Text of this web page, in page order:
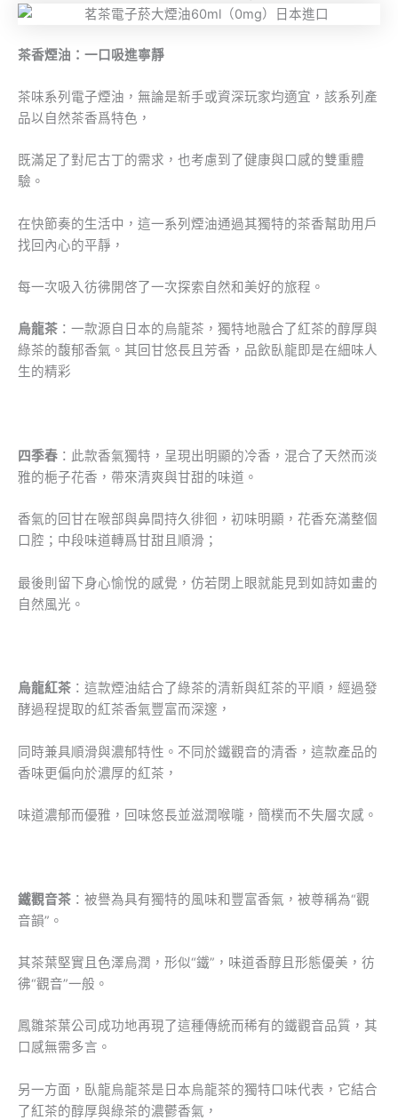
茶香煙油：一口吸進寧靜
茶味系列電子煙油，無論是新手或資深玩家均適宜，該系列產
品以自然茶香爲特色，
既滿足了對尼古丁的需求，也考慮到了健康與口感的雙重體
驗。
在快節奏的生活中，這一系列煙油通過其獨特的茶香幫助用戶
找回內心的平靜，
每一次吸入彷彿開啓了一次探索自然和美好的旅程。
烏龍茶 ：一款源自日本的烏龍茶，獨特地融合了紅茶的醇厚與
綠茶的馥郁香氣。其回甘悠長且芳香，品飲臥龍即是在細味人
生的精彩
四季春 ：此款香氣獨特，呈現出明顯的冷香，混合了天然而淡
雅的梔子花香，帶來清爽與甘甜的味道。
香氣的回甘在喉部與鼻間持久徘徊，初味明顯，花香充滿整個
口腔；中段味道轉爲甘甜且順滑；
最後則留下身心愉悅的感覺，仿若閉上眼就能見到如詩如畫的
自然風光。
烏龍紅茶 ：這款煙油結合了綠茶的清新與紅茶的平順，經過發
酵過程提取的紅茶香氣豐富而深邃，
同時兼具順滑與濃郁特性。不同於鐵觀音的清香，這款產品的
香味更偏向於濃厚的紅茶，
味道濃郁而優雅，回味悠長並滋潤喉嚨，簡樸而不失層次感。
鐵觀音茶 ：被譽為具有獨特的風味和豐富香氣，被尊稱為“觀
音韻”。
其茶葉堅實且色澤烏潤，形似“鐵”，味道香醇且形態優美，彷
彿“觀音”一般。
鳳雛茶葉公司成功地再現了這種傳統而稀有的鐵觀音品質，其
口感無需多言。
另一方面，臥龍烏龍茶是日本烏龍茶的獨特口味代表，它結合
了紅茶的醇厚與綠茶的濃鬱香氣，